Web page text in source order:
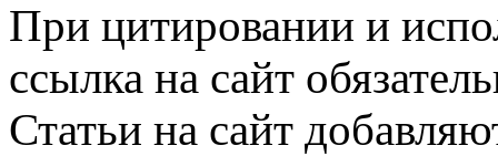
При цитировании и
ссылка на сайт
Статьи на сайт